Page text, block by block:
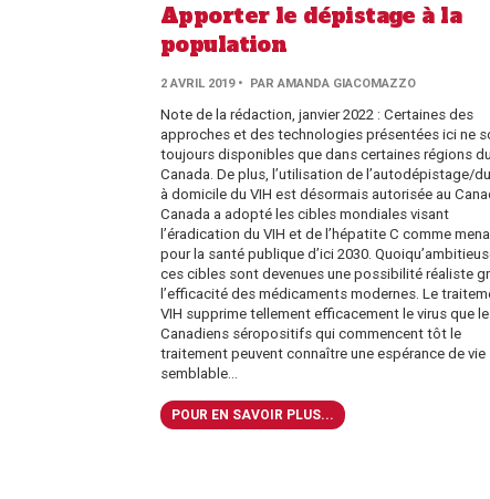
Apporter le dépistage à la
population
2 AVRIL 2019 • PAR AMANDA GIACOMAZZO
Note de la rédaction, janvier 2022 : Certaines des
approches et des technologies présentées ici ne
toujours disponibles que dans certaines régions du
Canada. De plus, l’utilisation de l’autodépistage/
à domicile du VIH est désormais autorisée au
Canada a adopté les cibles mondiales visant
l’éradication du VIH et de l’hépatite C comme
pour la santé publique d’ici 2030.
ces cibles sont devenues une possibilité réaliste
l’efficacité des médicaments modernes. Le
VIH supprime tellement efficacement le virus que
Canadiens séropositifs qui commencent tôt le
traitement peuvent connaître une espérance de vie
semblable...
POUR EN SAVOIR PLUS...